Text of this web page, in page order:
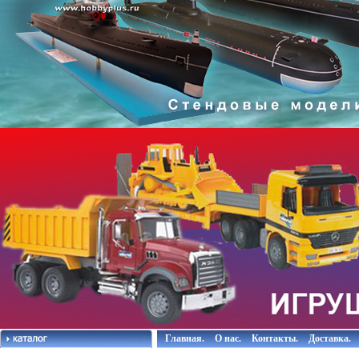
Главная. О нас. Контакты. Доставка.